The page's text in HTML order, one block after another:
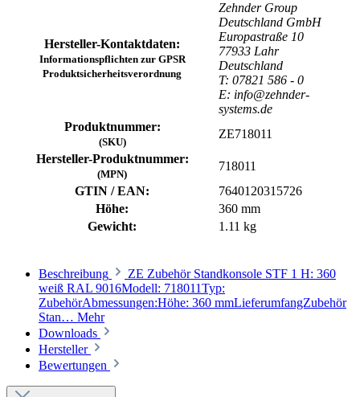
Hersteller-Kontaktdaten:
Informationspflichten zur GPSR
Produktsicherheitsverordnung
Zehnder Group
Deutschland GmbH
Europastraße 10
77933 Lahr
Deutschland
T: 07821 586 - 0
E: info@zehnder-
systems.de
Produktnummer:
(SKU)
ZE718011
Hersteller-Produktnummer:
(MPN)
718011
GTIN / EAN:
7640120315726
Höhe:
360 mm
Gewicht:
1.11 kg
Beschreibung
ZE Zubehör Standkonsole STF 1 H: 360
weiß RAL 9016Modell: 718011Typ:
ZubehörAbmessungen:Höhe: 360 mmLieferumfangZubehör
Stan… Mehr
Downloads
Hersteller
Bewertungen